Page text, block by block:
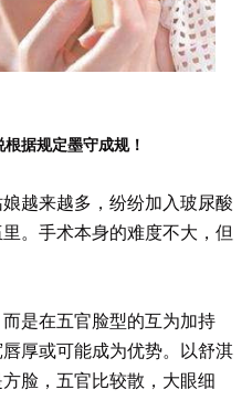
据规定墨守成规！
越来越多，纷纷加入玻尿酸
。手术本身的难度不大，但
是在五官脸型的互为加持
厚或可能成为优势。以舒淇
脸，五官比较散，大眼细